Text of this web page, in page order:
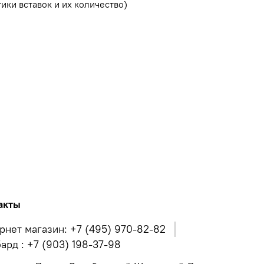
вставок и их количество)
магазин: +7 (495) 970-82-82
: +7 (903) 198-37-98